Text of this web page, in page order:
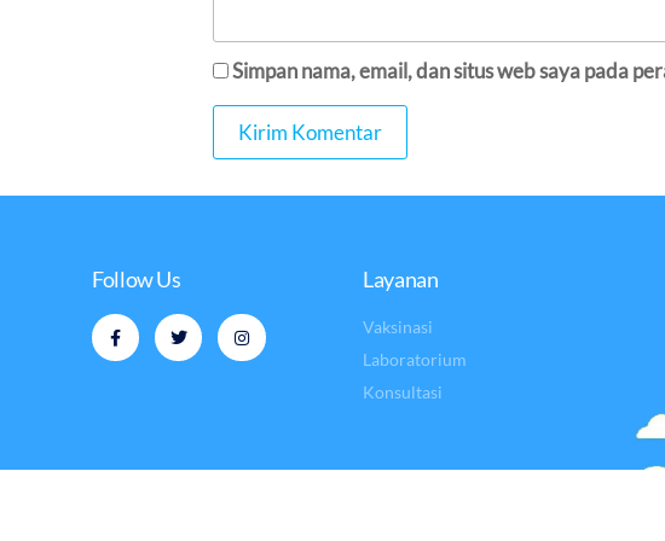
Simpan nama, email, dan situs web saya pada
Follow Us Layanan
Vaksinasi
Laboratorium
Konsultasi